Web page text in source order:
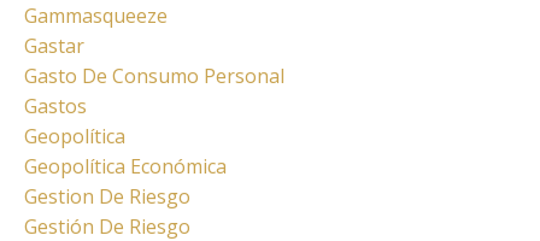
Gammasqueeze
Gastar
Gasto De Consumo Personal
Gastos
Geopolítica
Geopolítica Económica
Gestion De Riesgo
Gestión De Riesgo